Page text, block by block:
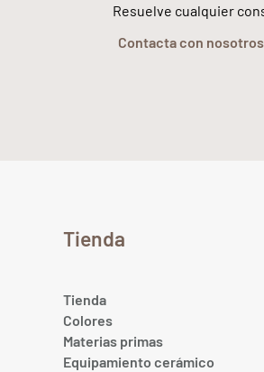
Resuelve cualquier
Contacta con nosotros
Tienda
Tienda
Colores
Materias primas
Equipamiento cerámico